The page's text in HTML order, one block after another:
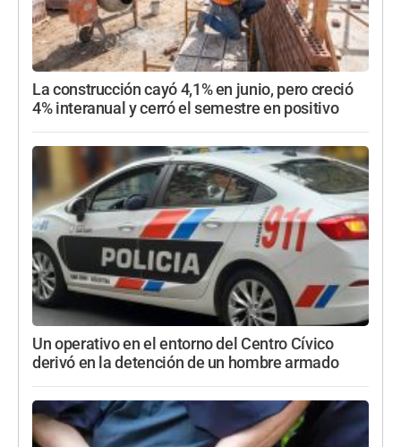
La construcción cayó 4,1% en junio, pero creció
4% interanual y cerró el semestre en positivo
Un operativo en el entorno del Centro Cívico
derivó en la detención de un hombre armado